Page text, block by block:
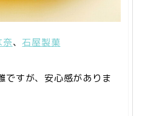
奈、石屋製菓
ですが、安心感がありま